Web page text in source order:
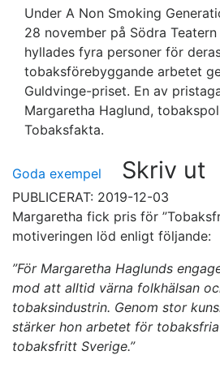
Under A Non Smoking
28 november på Södra
hyllades fyra personer för
tobaksförebyggande arbetet
Guldvinge-priset. En av
Margaretha Haglund,
Tobaksfakta.
Goda exempel Skriv ut
PUBLICERAT: 2019-12-03
Margaretha fick pris för
motiveringen löd enligt följande:
”För Margaretha Haglunds
mod att alltid värna folkhälsan
tobaksindustrin. Genom stor
stärker hon arbetet för
tobaksfritt Sverige.”